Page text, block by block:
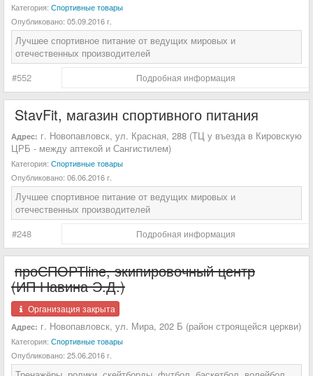
#552
Категория: Спортивные товары
Опубликовано: 05.09.2016 г.
Лучшее спортивное питание от ведущих мировых и
отечественных производителей
Подробная информация
StavFit, магазин спортивного питания
#248
Адрес: г. Новопавловск, ул. Красная, 288 (ТЦ у въезда в Кировскую
ЦРБ - между аптекой и Сангистилем)
Категория: Спортивные товары
Опубликовано: 06.06.2016 г.
Лучшее спортивное питание от ведущих мировых и
отечественных производителей
Подробная информация
проСПОРТline, экипировочный центр
(ИП Навина Э.Д.)
Организация закрыта
Адрес: г. Новопавловск, ул. Мира, 202 Б (район строящейся церкви)
Категория: Спортивные товары
Опубликовано: 25.06.2016 г.